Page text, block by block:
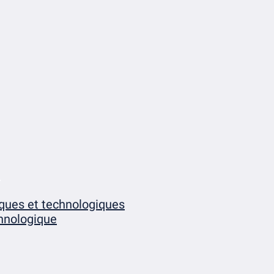
et technologiques